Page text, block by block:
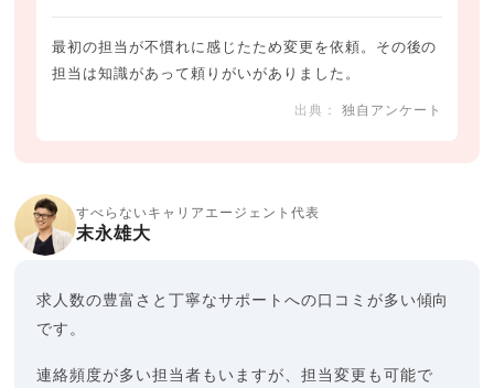
最初の担当が不慣れに感じたため変更を依頼。その後の
担当は知識があって頼りがいがありました。
独自アンケート
すべらないキャリアエージェント代表
末永雄大
求人数の豊富さと丁寧なサポートへの口コミが多い傾向
です。
連絡頻度が多い担当者もいますが、担当変更も可能で